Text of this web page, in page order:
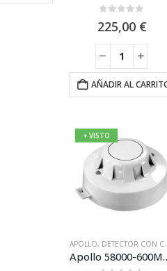
225,00 €
AÑADIR AL
+ VISTO
APOLLO, DETECTOR CON CERTIFICACIÓN MARINA
Apollo 58000-600MAR